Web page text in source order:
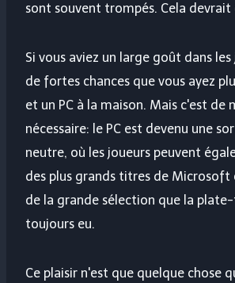
sont souvent trompés. Cela devrait
Si vous aviez un large goût dans
de fortes chances que vous ayez
et un PC à la maison. Mais c'est de
nécessaire: le PC est devenu une
neutre, où les joueurs peuvent
des plus grands titres de Microsoft
de la grande sélection que la
toujours eu.
Ce plaisir n'est que quelque chose